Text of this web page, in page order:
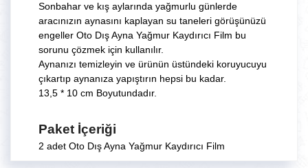
Sonbahar ve kış aylarında yağmurlu günlerde
aracınızın aynasını kaplayan su taneleri görüşünüzü
engeller Oto Dış Ayna Yağmur Kaydırıcı Film bu
sorunu çözmek için kullanılır.
Aynanızı temizleyin ve ürünün üstündeki koruyucuyu
çıkartıp aynanıza yapıştırın hepsi bu kadar.
13,5 * 10 cm Boyutundadır.
Paket İçeriği
2 adet Oto Dış Ayna Yağmur Kaydırıcı Film